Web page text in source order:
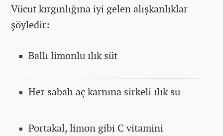
Vücut kırgınlığına iyi gelen alışkanlıklar
şöyledir:
Ballı limonlu ılık süt
Her sabah aç karnına sirkeli ılık su
Portakal, limon gibi C vitamini